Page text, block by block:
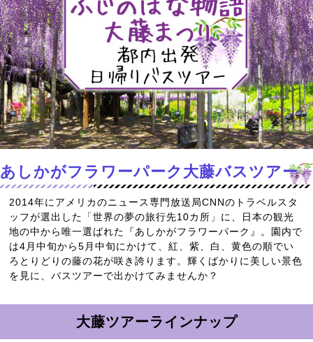
あしかがフラワーパーク大藤バスツアー
2014年にアメリカのニュース専門放送局CNNのトラベルスタ
ッフが選出した「世界の夢の旅行先10カ所」に、日本の観光
地の中から唯一選ばれた『あしかがフラワーパーク』。園内で
は4月中旬から5月中旬にかけて、紅、紫、白、黄色の順でい
ろとりどりの藤の花が咲き誇ります。輝くばかりに美しい景色
を見に、バスツアーで出かけてみませんか？
大藤ツアーラインナップ